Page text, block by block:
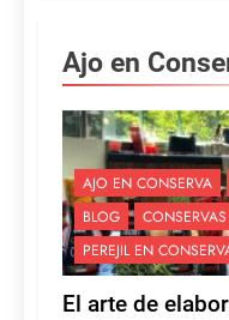
Ajo en
AJO EN CONSERVA
BLOG
PEREJIL EN
El arte de